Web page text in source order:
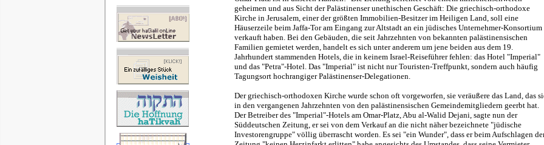
geheimen und aus Sicht der Palästinenser unethischen Geschäft: Die griechisch-orthodoxe
Kirche in Jerusalem, einer der größten Immobilien-Besitzer im Heiligen Land, soll eine
Häuserzeile beim Jaffa-Tor am Eingang zur Altstadt an ein jüdisches Unternehmer-Konsortium
verkauft haben. Bei den Gebäuden, die seit Jahrzehnten von bekannten palästinensischen
Familien gemietet werden, handelt es sich unter anderem um jene beiden aus dem 19.
Jahrhundert stammenden Hotels, die in keinem Israel-Reiseführer fehlen: das Hotel "Imperial"
und das "Petra"-Hotel. Das "Imperial" ist nicht nur Touristen-Treffpunkt, sondern auch häufig
Tagungsort hochrangiger Palästinenser-Delegationen.
Der griechisch-orthodoxen Kirche wurde schon oft vorgeworfen, sie veräußere das Land, das
in den vergangenen Jahrzehnten von den palästinensischen Gemeindemitgliedern geerbt hat.
Der Betreiber des "Imperial"-Hotels am Omar-Platz, Abu al-Walid Dejani, sagte nun der
Süddeutschen Zeitung, er sei von dem Verkauf an die nicht näher bezeichnete "jüdische
Investorengruppe" völlig überrascht worden. Es sei "ein Wunder", dass er beim Aufschlagen